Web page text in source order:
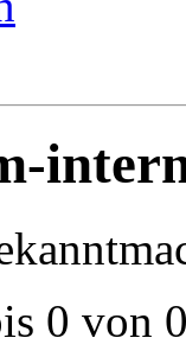
0 von